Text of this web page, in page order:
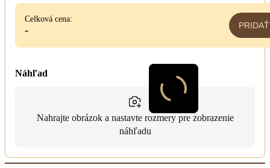
Celková cena:
-
Náhľad
Nahrajte obrázok a nastavte rozmery pre zobrazenie
náhľadu